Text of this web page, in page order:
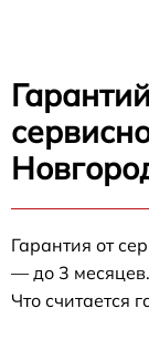
Гарантия от
— до 3 месяцев.
Что считается